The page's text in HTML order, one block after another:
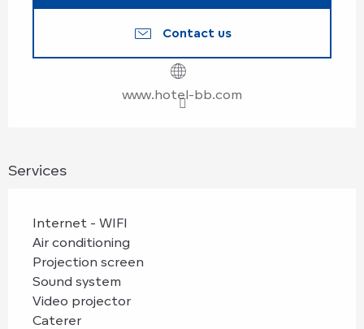
Contact us
www.hotel-bb.com
Services
Internet - WIFI
Air conditioning
Projection screen
Sound system
Video projector
Caterer